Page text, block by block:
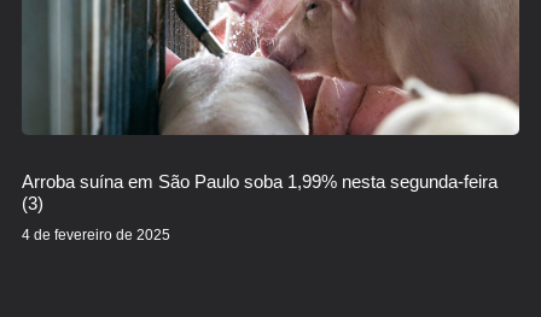
Arroba suína em São Paulo soba 1,99% nesta segunda-feira
(3)
4 de fevereiro de 2025